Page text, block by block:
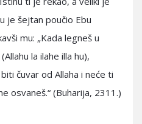
je šejtan poučio Ebu
mu: „Kada legneš u
la ilahe illa hu),
čuvar od Allaha i neće ti
osvaneš.“ (Buharija, 2311.)